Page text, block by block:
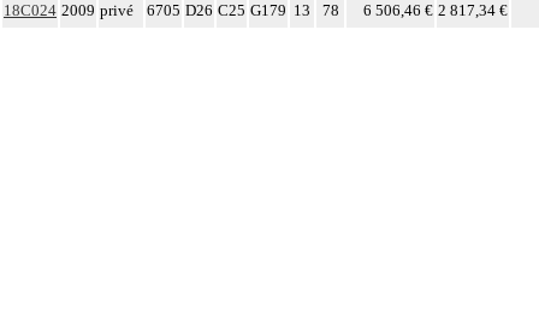
18C024 2009 privé 6705 D26 C25 G179 13 78 6 506,46 € 2 817,34 €